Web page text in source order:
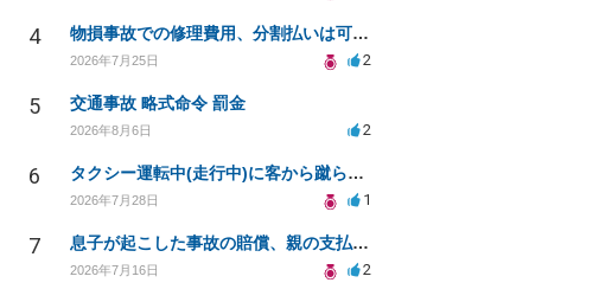
4 物損事故での修理費用、分割払いは可能ですか？
2026年7月25日 2
5 交通事故 略式命令 罰金
2026年8月6日 2
6 タクシー運転中(走行中)に客から蹴られ全治7日
2026年7月28日 1
7 息子が起こした事故の賠償、親の支払義務と対策は？
2026年7月16日 2